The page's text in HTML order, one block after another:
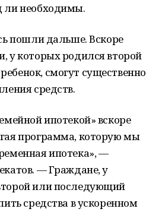
ли необходимы.
пошли дальше. Вскоре
у которых родился второй
смогут существенно
средств.
ипотекой» вскоре
программа, которую мы
ипотека», —
— Граждане, у
или последующий
средства в ускоренном